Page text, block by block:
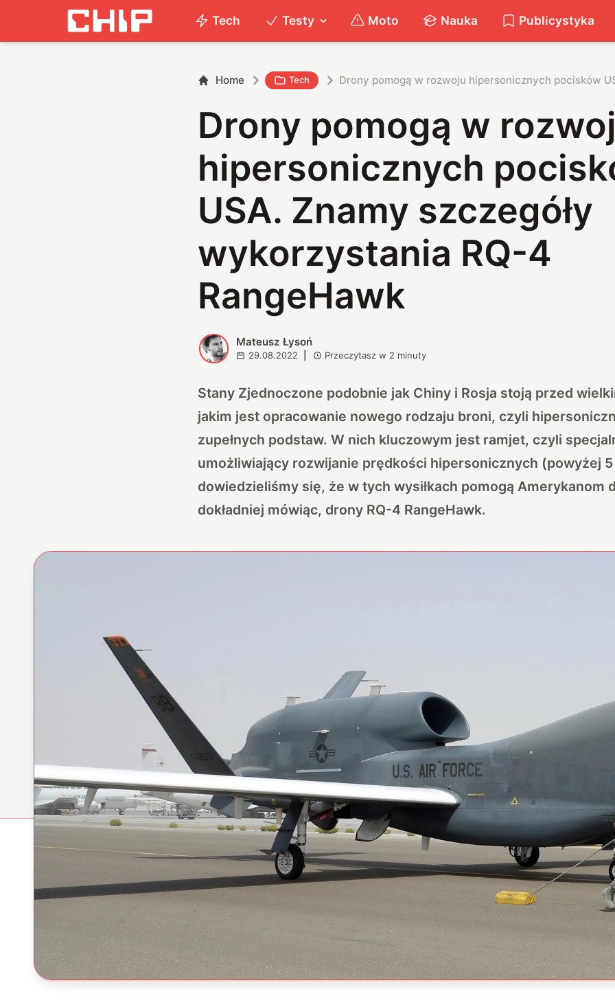
Tech Testy Moto Nauka Publicystyka
Home Tech Drony pomogą w rozwoju hipersonicznych pocisków
Drony pomogą w
hipersonicznych
USA. Znamy szczegóły
wykorzystania RQ-4
RangeHawk
M Mateusz Łysoń
29.08.2022 Przeczytasz w 2 minuty
Stany Zjednoczone podobnie jak Chiny i Rosja stoją przed
jakim jest opracowanie nowego rodzaju broni, czyli
zupełnych podstaw. W nich kluczowym jest ramjet, czyli
umożliwiający rozwijanie prędkości hipersonicznych (powyżej 5
dowiedzieliśmy się, że w tych wysiłkach pomogą Amerykanom
dokładniej mówiąc, drony RQ-4 RangeHawk.